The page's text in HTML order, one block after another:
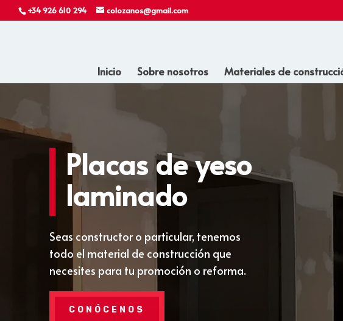
+34 926 610 294 colozanos@gmail.com
Inicio Sobre nosotros Materiales de
Placas de yeso
laminado
Seas constructor o particular, tenemos
todo el material de construcción que
necesites para tu promoción o reforma.
CONÓCENOS